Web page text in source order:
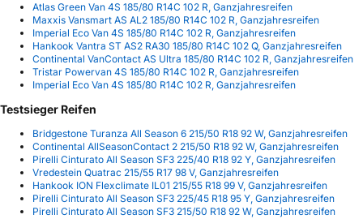
Atlas Green Van 4S 185/80 R14C 102 R, Ganzjahresreifen
Maxxis Vansmart AS AL2 185/80 R14C 102 R, Ganzjahresreifen
Imperial Eco Van 4S 185/80 R14C 102 R, Ganzjahresreifen
Hankook Vantra ST AS2 RA30 185/80 R14C 102 Q, Ganzjahresreifen
Continental VanContact AS Ultra 185/80 R14C 102 R, Ganzjahresreifen
Tristar Powervan 4S 185/80 R14C 102 R, Ganzjahresreifen
Imperial Eco Van 4S 185/80 R14C 102 R, Ganzjahresreifen
Testsieger Reifen
Bridgestone Turanza All Season 6 215/50 R18 92 W, Ganzjahresreifen
Continental AllSeasonContact 2 215/50 R18 92 W, Ganzjahresreifen
Pirelli Cinturato All Season SF3 225/40 R18 92 Y, Ganzjahresreifen
Vredestein Quatrac 215/55 R17 98 V, Ganzjahresreifen
Hankook ION Flexclimate IL01 215/55 R18 99 V, Ganzjahresreifen
Pirelli Cinturato All Season SF3 225/45 R18 95 Y, Ganzjahresreifen
Pirelli Cinturato All Season SF3 215/50 R18 92 W, Ganzjahresreifen